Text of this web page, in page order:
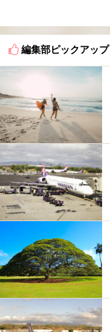
編集部ピックアップ